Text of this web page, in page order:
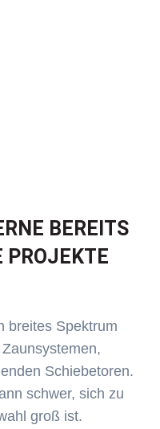
BEREITS
PROJEKTE
breites Spektrum
Schiebetoren.
schwer, sich zu
groß ist.